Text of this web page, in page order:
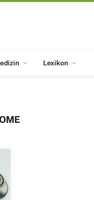
Lexikon